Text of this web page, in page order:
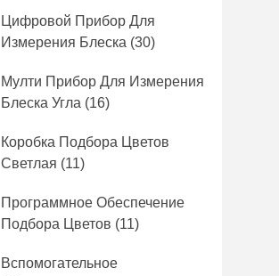
Цифровой Прибор Для
Измерения Блеска (30)
Мулти Прибор Для Измерения
Блеска Угла (16)
Коробка Подбора Цветов
Светлая (11)
Программное Обеспечение
Подбора Цветов (11)
Вспомогательное